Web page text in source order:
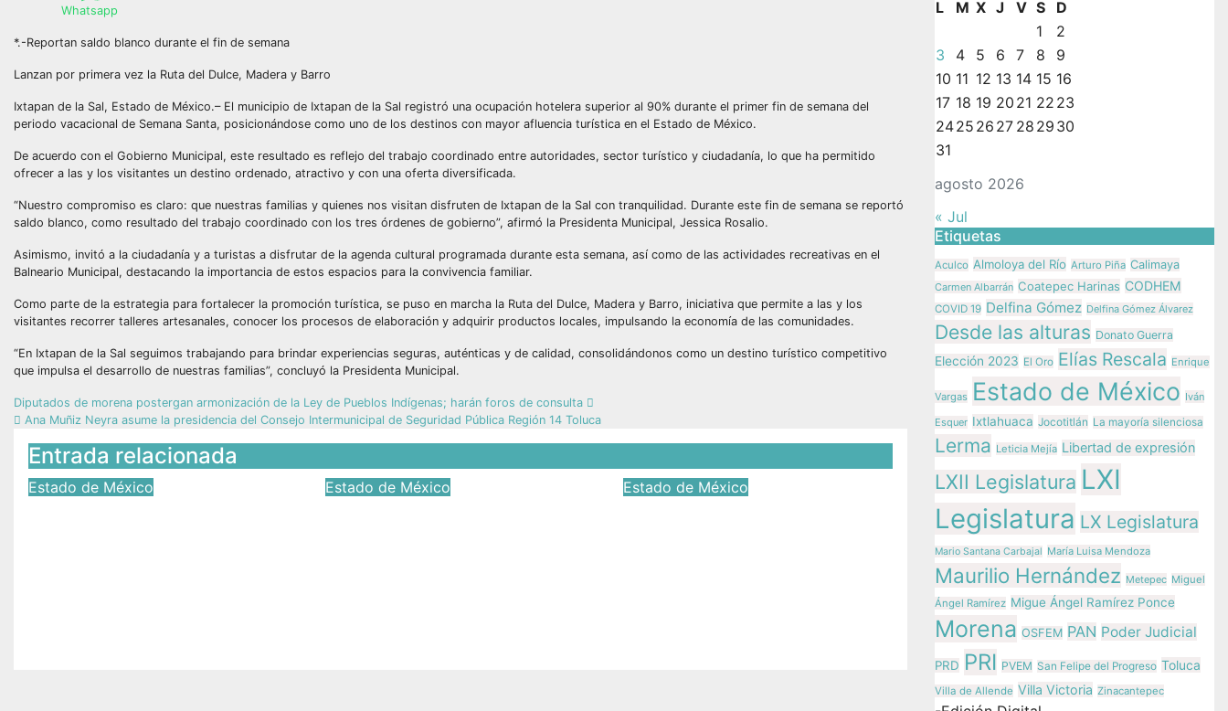
Whatsapp
*.-Reportan saldo blanco durante el fin de semana
Lanzan por primera vez la Ruta del Dulce, Madera y Barro
Ixtapan de la Sal, Estado de México.– El municipio de Ixtapan de la Sal registró una ocupación hotelera superior al 90% durante el primer fin de semana del
periodo vacacional de Semana Santa, posicionándose como uno de los destinos con mayor afluencia turística en el Estado de México.
De acuerdo con el Gobierno Municipal, este resultado es reflejo del trabajo coordinado entre autoridades, sector turístico y ciudadanía, lo que ha permitido
ofrecer a las y los visitantes un destino ordenado, atractivo y con una oferta diversificada.
“Nuestro compromiso es claro: que nuestras familias y quienes nos visitan disfruten de Ixtapan de la Sal con tranquilidad. Durante este fin de semana se reportó
saldo blanco, como resultado del trabajo coordinado con los tres órdenes de gobierno”, afirmó la Presidenta Municipal, Jessica Rosalio.
Asimismo, invitó a la ciudadanía y a turistas a disfrutar de la agenda cultural programada durante esta semana, así como de las actividades recreativas en el
Balneario Municipal, destacando la importancia de estos espacios para la convivencia familiar.
Como parte de la estrategia para fortalecer la promoción turística, se puso en marcha la Ruta del Dulce, Madera y Barro, iniciativa que permite a las y los
visitantes recorrer talleres artesanales, conocer los procesos de elaboración y adquirir productos locales, impulsando la economía de las comunidades.
“En Ixtapan de la Sal seguimos trabajando para brindar experiencias seguras, auténticas y de calidad, consolidándonos como un destino turístico competitivo
que impulsa el desarrollo de nuestras familias”, concluyó la Presidenta Municipal.
Diputados de morena postergan armonización de la Ley de Pueblos Indígenas; harán foros de consulta
Ana Muñiz Neyra asume la presidencia del Consejo Intermunicipal de Seguridad Pública Región 14 Toluca
Entrada relacionada
Estado de México Estado de México Estado de México
agosto 2026
L M X J V S
D
1
2
3
4 5 6 7 8
9
10 11 12 13 14 15 16
17 18 19 20 21 22 23
2425 26 27 28 29 30
31
« Jul
Etiquetas
Aculco Almoloya del Río Arturo Piña Calimaya
Carmen Albarrán Coatepec Harinas CODHEM
COVID 19 Delfina Gómez Delfina Gómez Álvarez
Desde las alturas Donato Guerra
Elección 2023 El Oro Elías Rescala Enrique
Vargas Estado de México Iván
Esquer Ixtlahuaca Jocotitlán La mayoría silenciosa
Lerma Leticia Mejía Libertad de expresión
LXII Legislatura LXI
Legislatura LX Legislatura
Mario Santana Carbajal María Luisa Mendoza
Maurilio Hernández Metepec Miguel
Ángel Ramírez Migue Ángel Ramírez Ponce
Morena OSFEM PAN Poder Judicial
PRD PRI PVEM San Felipe del Progreso Toluca
Villa de Allende Villa Victoria Zinacantepec